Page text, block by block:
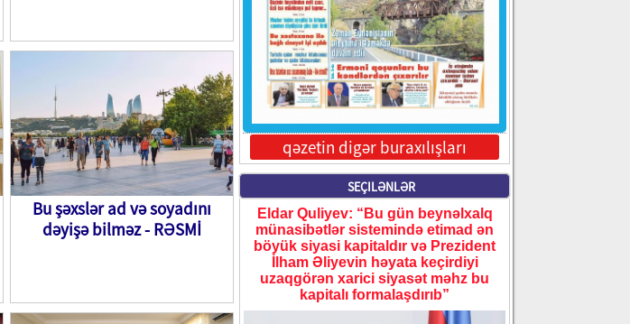
Bu şəxslər ad və soyadını
dəyişə bilməz - RƏSMİ
qəzetin digər buraxılışları
SEÇILƏNLƏR
Eldar Quliyev: “Bu gün beynəlxalq
münasibətlər sistemində etimad ən
böyük siyasi kapitaldır və Prezident
İlham Əliyevin həyata keçirdiyi
uzaqgörən xarici siyasət məhz bu
kapitalı formalaşdırıb”